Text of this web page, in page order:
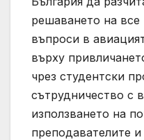
решаването на
въпроси в
върху
чрез студентски
сътрудничество с
използването на
преподавателите